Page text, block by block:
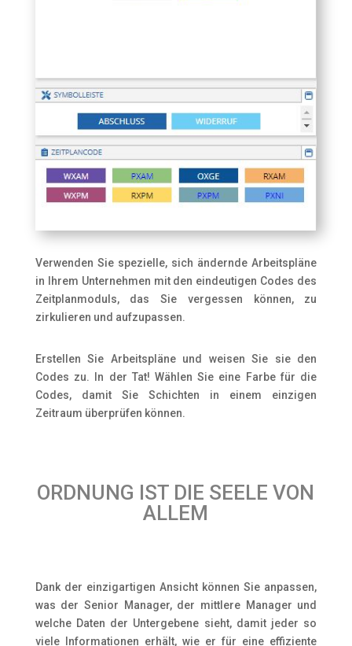
Verwenden Sie spezielle, sich ändernde Arbeitspläne
in Ihrem Unternehmen mit den eindeutigen Codes des
Zeitplanmoduls, das Sie vergessen können, zu
zirkulieren und aufzupassen.
Erstellen Sie Arbeitspläne und weisen Sie sie den
Codes zu. In der Tat! Wählen Sie eine Farbe für die
Codes, damit Sie Schichten in einem einzigen
Zeitraum überprüfen können.
ORDNUNG IST DIE SEELE VON
ALLEM
Dank der einzigartigen Ansicht können Sie anpassen,
was der Senior Manager, der mittlere Manager und
welche Daten der Untergebene sieht, damit jeder so
viele Informationen erhält, wie er für eine effiziente